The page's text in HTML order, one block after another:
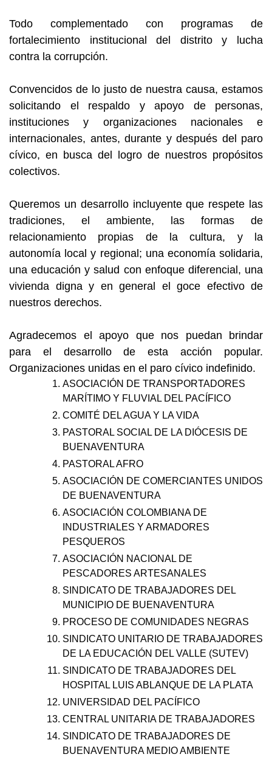
Todo complementado con programas de
fortalecimiento institucional del distrito y lucha
contra la corrupción.
Convencidos de lo justo de nuestra causa, estamos
solicitando el respaldo y apoyo de personas,
instituciones y organizaciones nacionales e
internacionales, antes, durante y después del paro
cívico, en busca del logro de nuestros propósitos
colectivos.
Queremos un desarrollo incluyente que respete las
tradiciones, el ambiente, las formas de
relacionamiento propias de la cultura, y la
autonomía local y regional; una economía solidaria,
una educación y salud con enfoque diferencial, una
vivienda digna y en general el goce efectivo de
nuestros derechos.
Agradecemos el apoyo que nos puedan brindar
para el desarrollo de esta acción popular.
Organizaciones unidas en el paro cívico indefinido.
ASOCIACIÓN DE TRANSPORTADORES
MARÍTIMO Y FLUVIAL DEL PACÍFICO
COMITÉ DEL AGUA Y LA VIDA
PASTORAL SOCIAL DE LA DIÓCESIS DE
BUENAVENTURA
PASTORAL AFRO
ASOCIACIÓN DE COMERCIANTES UNIDOS
DE BUENAVENTURA
ASOCIACIÓN COLOMBIANA DE
INDUSTRIALES Y ARMADORES
PESQUEROS
ASOCIACIÓN NACIONAL DE
PESCADORES ARTESANALES
SINDICATO DE TRABAJADORES DEL
MUNICIPIO DE BUENAVENTURA
PROCESO DE COMUNIDADES NEGRAS
SINDICATO UNITARIO DE TRABAJADORES
DE LA EDUCACIÓN DEL VALLE (SUTEV)
SINDICATO DE TRABAJADORES DEL
HOSPITAL LUIS ABLANQUE DE LA PLATA
UNIVERSIDAD DEL PACÍFICO
CENTRAL UNITARIA DE TRABAJADORES
SINDICATO DE TRABAJADORES DE
BUENAVENTURA MEDIO AMBIENTE